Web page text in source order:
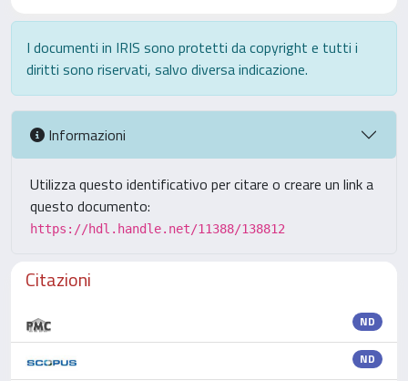
I documenti in IRIS sono protetti da copyright e tutti i
diritti sono riservati, salvo diversa indicazione.
Informazioni
Utilizza questo identificativo per citare o creare un link a
questo documento:
https://hdl.handle.net/11388/138812
Citazioni
ND
ND